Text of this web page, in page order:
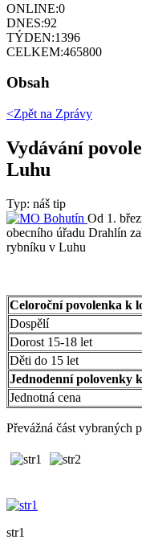
ONLINE:0
DNES:92
TÝDEN:1396
CELKEM:465800
Obsah
<Zpět na Zprávy
Vydávání
Luhu
Typ: náš tip
Od 1.
obecního úřadu Drahlín
rybníku v Luhu
Celoroční povolenka
Dospělí
Dorost 15-18 let
Děti do 15 let
Jednodenní
Jednotná cena
Převážná část vybraných
str1